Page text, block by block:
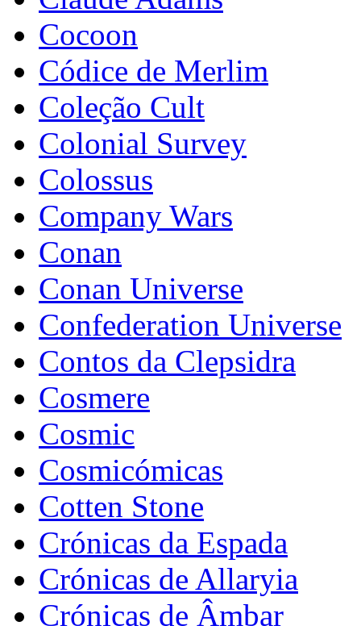
Cocoon
Códice de Merlim
Coleção Cult
Colonial Survey
Colossus
Company Wars
Conan
Conan Universe
Confederation Universe
Contos da Clepsidra
Cosmere
Cosmic
Cosmicómicas
Cotten Stone
Crónicas da Espada
Crónicas de Allaryia
Crónicas de Âmbar